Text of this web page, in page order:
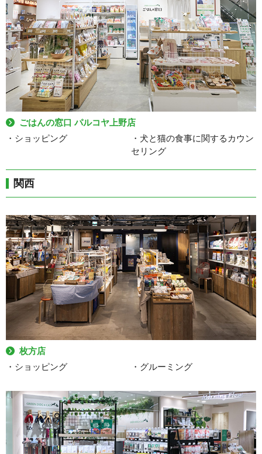
ごはんの窓口 パルコヤ上野店
・ショッピング
・犬と猫の食事に関するカウン
セリング
関西
枚方店
・ショッピング
・グルーミング